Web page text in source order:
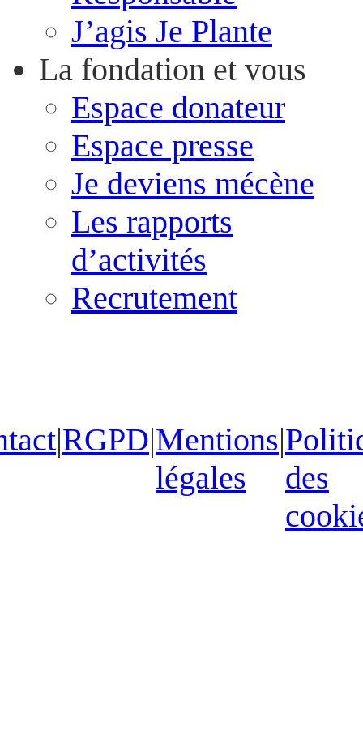
J’agis Je Plante
La fondation et vous
Espace donateur
Espace presse
Je deviens mécène
Les rapports
d’activités
Recrutement
|RGPD|Mentions
légales
|
des